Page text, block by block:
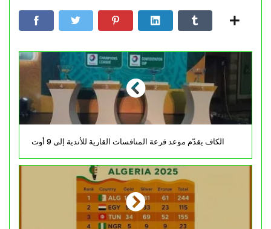
الكاف يقدّم موعد قرعة المنافسات القارية للأندية إلى 9 أوت